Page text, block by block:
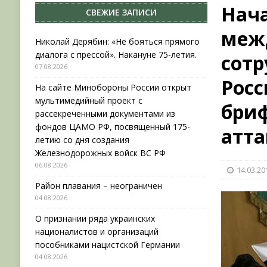
[ 04.08.2026 ] Район плавания – неограничен
[ 04.08.2026 ]
О признании ряда украинских
НОВОСТИ
[ 31.07.2026 ] АВГУСТ В ВОЕННОЙ ИСТОРИИ
[ 07.08.2026 ]
Николай Дерябин: «Не бояться
СВЕЖИЕ ЗАПИСИ
Николай Дерябин: «Не бояться прямого
диалога с прессой». Накануне 75-летия.
07.08.2026
На сайте Минобороны России открыт
мультимедийный проект с
рассекреченными документами из
фондов ЦАМО РФ, посвященный 175-
летию со дня создания
Железнодорожных войск ВС РФ
06.08.2026
Район плавания – неограничен
04.08.2026
О признании ряда украинских
националистов и организаций
пособниками нацистской Германии
04.08.2026